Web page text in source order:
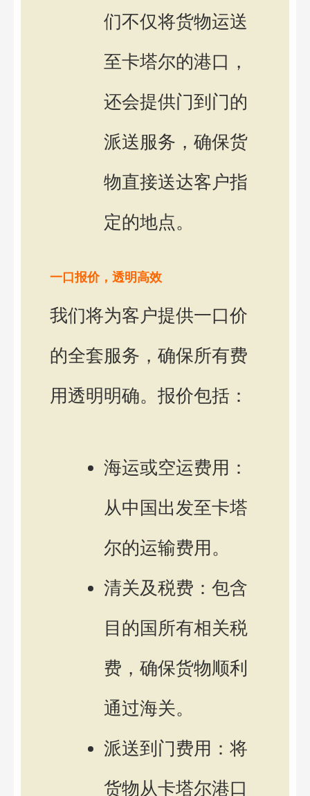
们不仅将货物运送
至卡塔尔的港口，
还会提供门到门的
派送服务，确保货
物直接送达客户指
定的地点。
一口报价，透明高效
我们将为客户提供一口价
的全套服务，确保所有费
用透明明确。报价包括：
海运或空运费用：
从中国出发至卡塔
尔的运输费用。
清关及税费：包含
目的国所有相关税
费，确保货物顺利
通过海关。
派送到门费用：将
货物从卡塔尔港口